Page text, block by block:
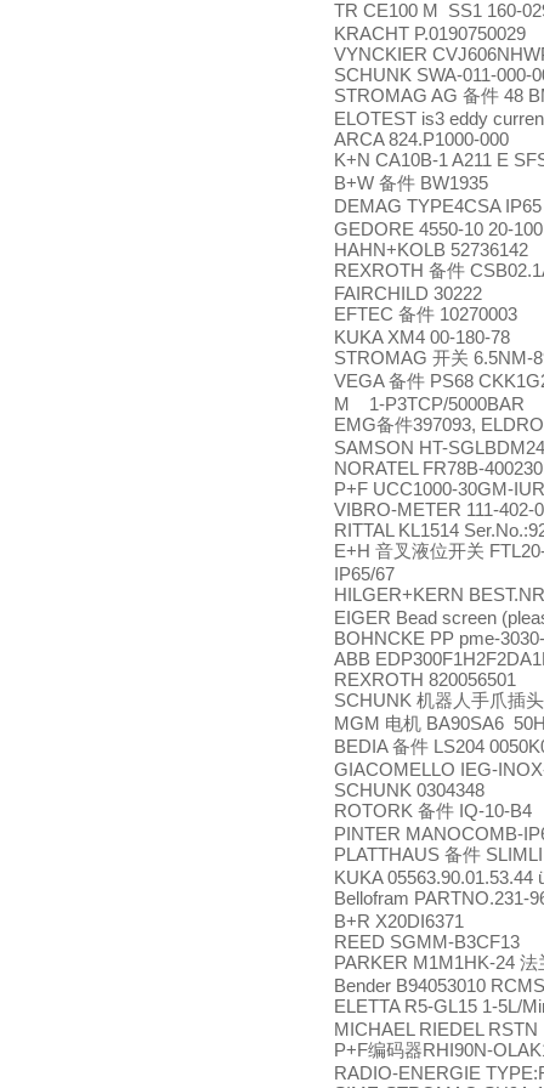
TR CE100 M SS1 160-
KRACHT P.0190750029
VYNCKIER
SCHUNK SWA-011-000-
STROMAG AG 备件 48
ELOTEST is3 eddy
ARCA 824.P1000-000
K+N CA10B-1 A211 E
B+W 备件 BW1935
DEMAG TYPE4CSA
GEDORE 4550-10 20-
HAHN+KOLB 52736142
REXROTH 备件
FAIRCHILD 30222
EFTEC 备件 10270003
KUKA XM4 00-180-78
STROMAG 开关 6.5NM-
VEGA备件 PS68
M 1-P3TCP/5000BAR
EMG备件397093,
SAMSON HT-
NORATEL FR78B-400230
P+F UCC1000-30GM-
VIBRO-METER 111-402-
RITTAL KL1514
E+H 音叉液位开关
IP65/67
HILGER+KERN
EIGER Bead screen
BOHNCKE PP pme-
ABB
REXROTH 820056501
SCHUNK 机器人手爪插头
MGM 电机 BA90SA6
BEDIA备件 LS204
GIACOMELLO IEG-
SCHUNK 0304348
ROTORK 备件 IQ-10-B4
PINTER MANOCOMB-
PLATTHAUS 备件
KUKA 05563.90.01.53.44
Bellofram PARTNO.231-
B+R X20DI6371
REED SGMM-B3CF13
PARKER M1M1HK-24 法
Bender B94053010
ELETTA R5-GL15 1-5L/
MICHAEL RIEDEL
P+F编码器RHI90N-
RADIO-ENERGIE